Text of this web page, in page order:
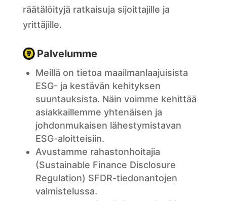
räätälöityjä ratkaisuja sijoittajille ja
yrittäjille.
Palvelumme
Meillä on tietoa maailmanlaajuisista
ESG- ja kestävän kehityksen
suuntauksista. Näin voimme kehittää
asiakkaillemme yhtenäisen ja
johdonmukaisen lähestymistavan
ESG-aloitteisiin.
Avustamme rahastonhoitajia
(Sustainable Finance Disclosure
Regulation) SFDR-tiedonantojen
valmistelussa.